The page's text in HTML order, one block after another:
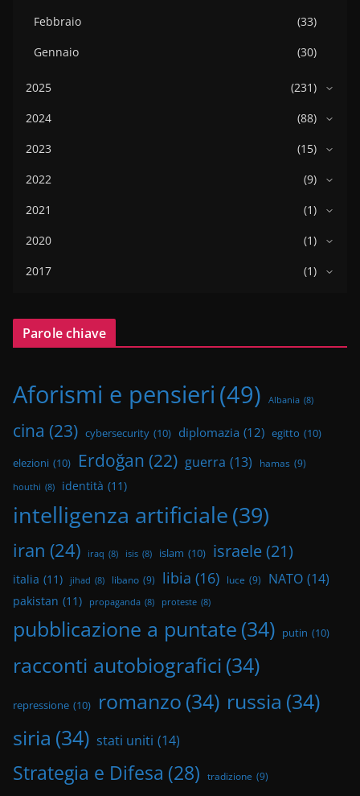
Febbraio
(33)
Gennaio
(30)
2025
(231)
2024
(88)
2023
(15)
2022
(9)
2021
(1)
2020
(1)
2017
(1)
Parole chiave
Aforismi e pensieri (49) Albania (8)
cina (23) cybersecurity (10) diplomazia (12) egitto (10)
elezioni (10) Erdoğan (22) guerra (13) hamas (9)
houthi (8) identità (11)
intelligenza artificiale(39)
iran (24) iraq (8) isis (8) islam (10) israele(21)
italia (11) jihad (8) libano (9) libia (16) luce (9) NATO (14)
pakistan (11) propaganda (8) proteste (8)
pubblicazione a puntate (34) putin (10)
racconti autobiografici (34)
repressione (10) romanzo (34) russia (34)
siria (34) stati uniti (14)
Strategia e Difesa (28) tradizione (9)